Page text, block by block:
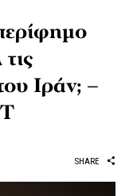
Ιράν; –
SHARE